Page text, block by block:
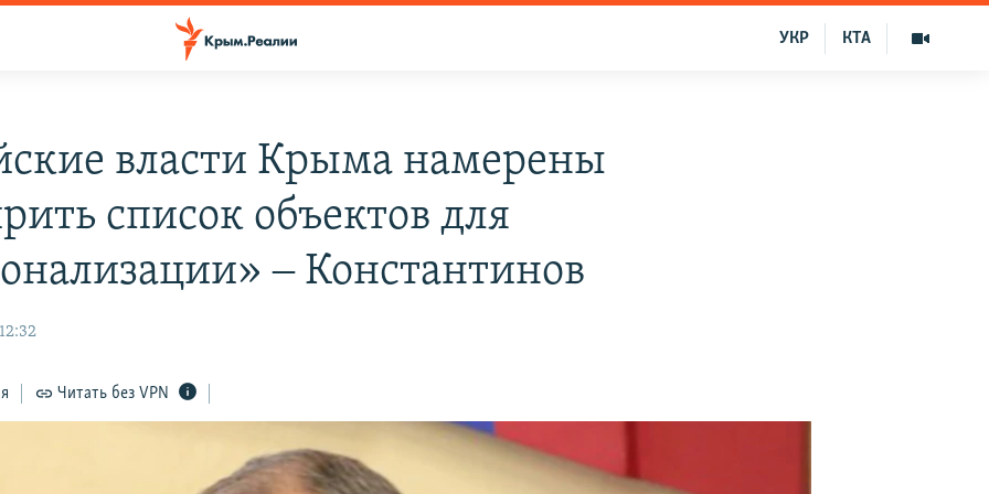
КТА
УКР
власти Крыма намерены
список объектов для
‒ Константинов
Читать без VPN